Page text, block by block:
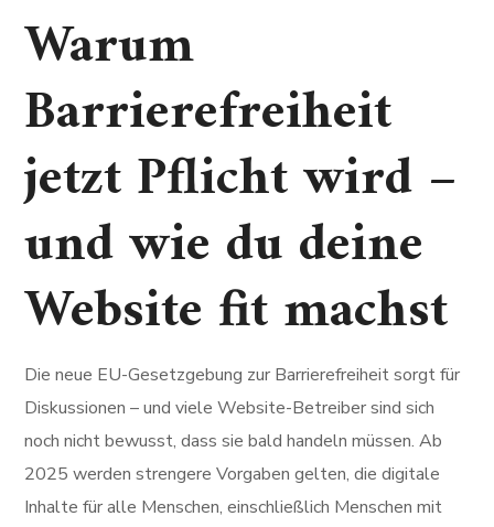
Warum
Barrierefreiheit
jetzt Pflicht wird –
und wie du deine
Website fit machst
Die neue EU-Gesetzgebung zur Barrierefreiheit sorgt für
Diskussionen – und viele Website-Betreiber sind sich
noch nicht bewusst, dass sie bald handeln müssen. Ab
2025 werden strengere Vorgaben gelten, die digitale
Inhalte für alle Menschen, einschließlich Menschen mit